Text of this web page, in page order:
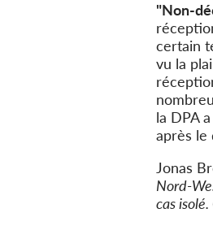
"Non-
certain
vu la
la DPA
après le
Jonas
Nord-
cas